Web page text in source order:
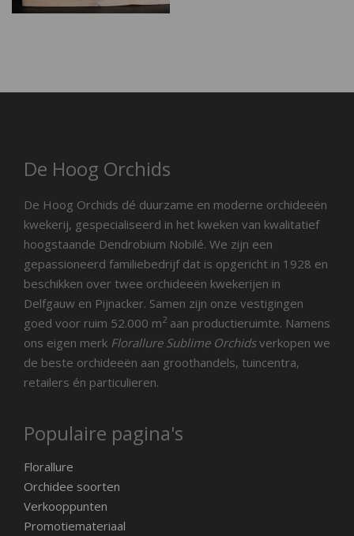
De Hoog Orchids
De Hoog Orchids dé duurzame en moderne orchideeën
kwekerij, gespecialiseerd in het kweken van kwalitatief
hoogstaande Dendrobium Nobilé. We zijn een
gepassioneerd familiebedrijf dat is opgericht in 1928 en
beschikken over twee orchideeën kwekerijen in
Delfgauw en Pijnacker. Samen zijn onze vestigingen
goed voor ruim 52.000 m2 aan productieruimte. Namens
ons eigen merk Florallure Sublime Orchidsverkopen we
de beste orchideeën aan groothandels, tuincentra,
retailers én particulieren.
Populaire pagina's
Florallure
Orchidee soorten
Verkooppunten
Promotiemateriaal